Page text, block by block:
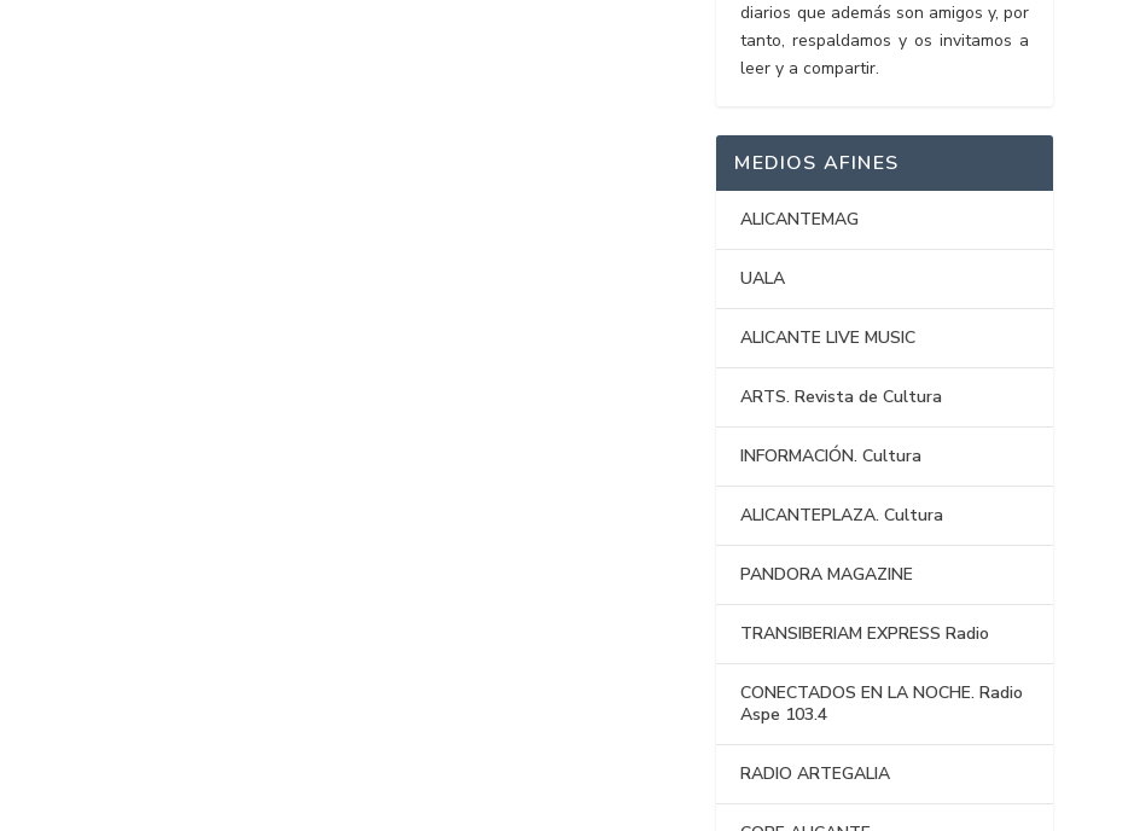
diarios que además son amigos y, por
tanto, respaldamos y os invitamos a
leer y a compartir.
MEDIOS AFINES
ALICANTEMAG
UALA
ALICANTE LIVE MUSIC
ARTS. Revista de Cultura
INFORMACIÓN. Cultura
ALICANTEPLAZA. Cultura
PANDORA MAGAZINE
TRANSIBERIAM EXPRESS Radio
CONECTADOS EN LA NOCHE. Radio
Aspe 103.4
RADIO ARTEGALIA